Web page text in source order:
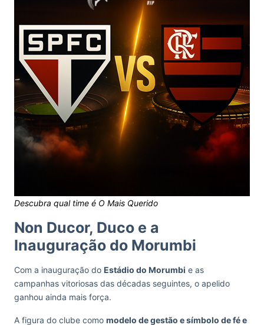
Descubra qual time é O Mais Querido
Non Ducor, Duco e a
Inauguração do Morumbi
Com a inauguração do Estádio do Morumbi e as
campanhas vitoriosas das décadas seguintes, o apelido
ganhou ainda mais força.
A figura do clube como modelo de gestão e símbolo de fé e